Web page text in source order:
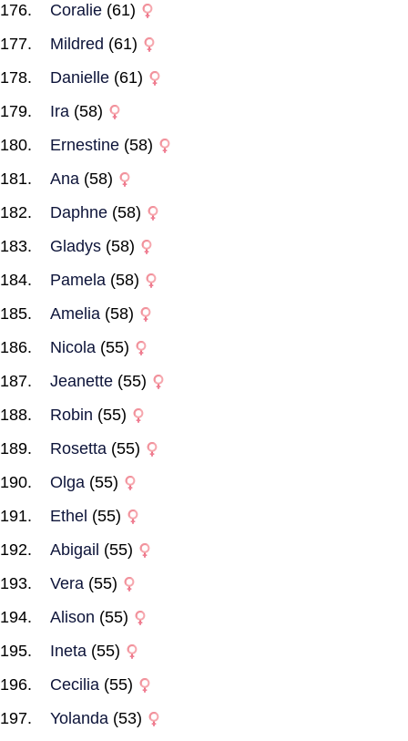
Coralie (61)
Mildred (61)
Danielle (61)
Ira (58)
Ernestine (58)
Ana (58)
Daphne (58)
Gladys (58)
Pamela (58)
Amelia (58)
Nicola (55)
Jeanette (55)
Robin (55)
Rosetta (55)
Olga (55)
Ethel (55)
Abigail (55)
Vera (55)
Alison (55)
Ineta (55)
Cecilia (55)
Yolanda (53)